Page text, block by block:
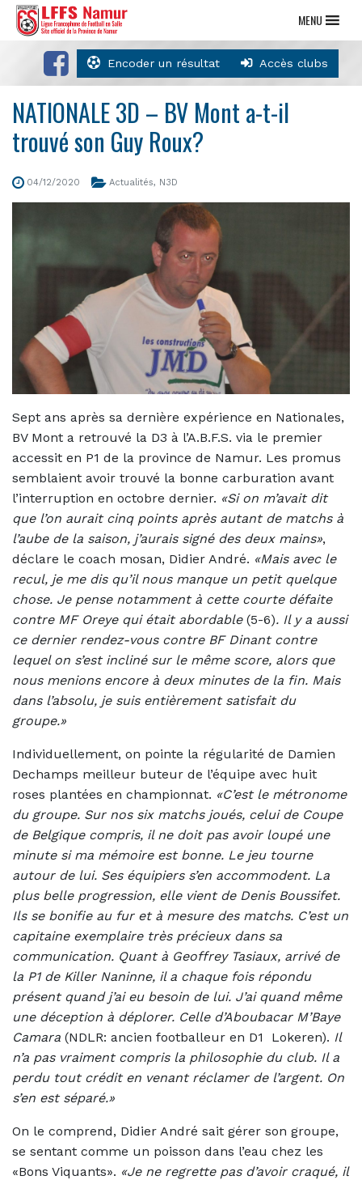
Encoder un résultat Accès clubs
MENU
NATIONALE 3D – BV Mont a-t-il
trouvé son Guy Roux?
04/12/2020 Actualités, N3D
Sept ans après sa dernière expérience en Nationales,
BV Mont a retrouvé la D3 à l’A.B.F.S. via le premier
accessit en P1 de la province de Namur. Les promus
semblaient avoir trouvé la bonne carburation avant
l’interruption en octobre dernier. «Si on m’avait dit
que l’on aurait cinq points après autant de matchs à
l’aube de la saison, j’aurais signé des deux mains»,
déclare le coach mosan, Didier André. «Mais avec le
recul, je me dis qu’il nous manque un petit quelque
chose. Je pense notamment à cette courte défaite
contre MF Oreye qui était abordable(5-6). Il y a aussi
ce dernier rendez-vous contre BF Dinant contre
lequel on s’est incliné sur le même score, alors que
nous menions encore à deux minutes de la fin. Mais
dans l’absolu, je suis entièrement satisfait du
groupe.»
Individuellement, on pointe la régularité de Damien
Dechamps meilleur buteur de l’équipe avec huit
roses plantées en championnat. «C’est le métronome
du groupe. Sur nos six matchs joués, celui de Coupe
de Belgique compris, il ne doit pas avoir loupé une
minute si ma mémoire est bonne. Le jeu tourne
autour de lui. Ses équipiers s’en accommodent. La
plus belle progression, elle vient de Denis Boussifet.
Ils se bonifie au fur et à mesure des matchs. C’est un
capitaine exemplaire très précieux dans sa
communication. Quant à Geoffrey Tasiaux, arrivé de
la P1 de Killer Naninne, il a chaque fois répondu
présent quand j’ai eu besoin de lui. J’ai quand même
une déception à déplorer. Celle d’Aboubacar M’Baye
Camara (NDLR: ancien footballeur en D1 Lokeren). Il
n’a pas vraiment compris la philosophie du club. Il a
perdu tout crédit en venant réclamer de l’argent. On
s’en est séparé.»
On le comprend, Didier André sait gérer son groupe,
se sentant comme un poisson dans l’eau chez les
«Bons Viquants». «Je ne regrette pas d’avoir craqué, il